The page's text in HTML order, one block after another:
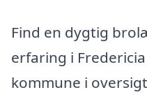
Find en dygtig
erfaring i
kommune i